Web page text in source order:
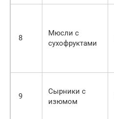
8
Мюсли с
сухофруктами
9
Сырники с
изюмом